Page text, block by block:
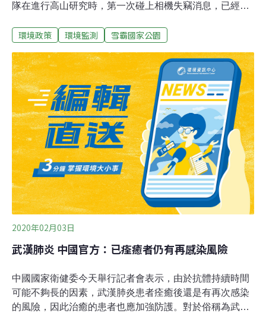
隊在進行高山研究時，第一次碰上相機失竊消息，已經報
影，紀錄了高山氣候及植物生長的變貎，但日前研究團隊
了。中興大學森林系教授曾喜育說：「其中一台相機在
5.9K，它是針對杜鵑，就是針對紅毛杜鵑的部分，那它是
整個基座，包含整個（相機）是被拉走，那另外一台部
分，它是整個相機的那個基座整個是被拿走這樣。（研究
計劃）6年到8年的時間，相機都擺在那邊都沒事，到今年
碰到這件事情，應該不至於是被誤拔。」研究團隊指出，
按現場研判，應是遭惡意取走，這也是他們從事高山生態
研究頭一次遇到這樣的狀況，無法理解行為人動機，已經
報警。曾喜育表示：「如果像玉山杜鵑像它這種比較敏感
的種類來講，（自動相機）它可以得到
環境政策 環境監測 雪霸國家公園
2020年02月03日
武漢肺炎 中國官方：已痊癒者仍有再感染風險
中國國家衛健委今天舉行記者會表示，由於抗體持續時間
可能不夠長的因素，武漢肺炎患者痊癒後還是有再次感染
的風險，因此治癒的患者也應加強防護。對於俗稱為武漢